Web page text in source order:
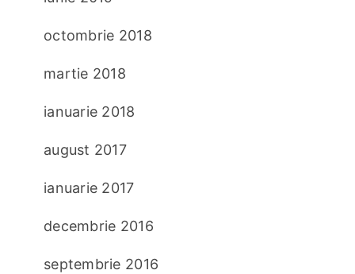
octombrie 2018
martie 2018
ianuarie 2018
august 2017
ianuarie 2017
decembrie 2016
septembrie 2016